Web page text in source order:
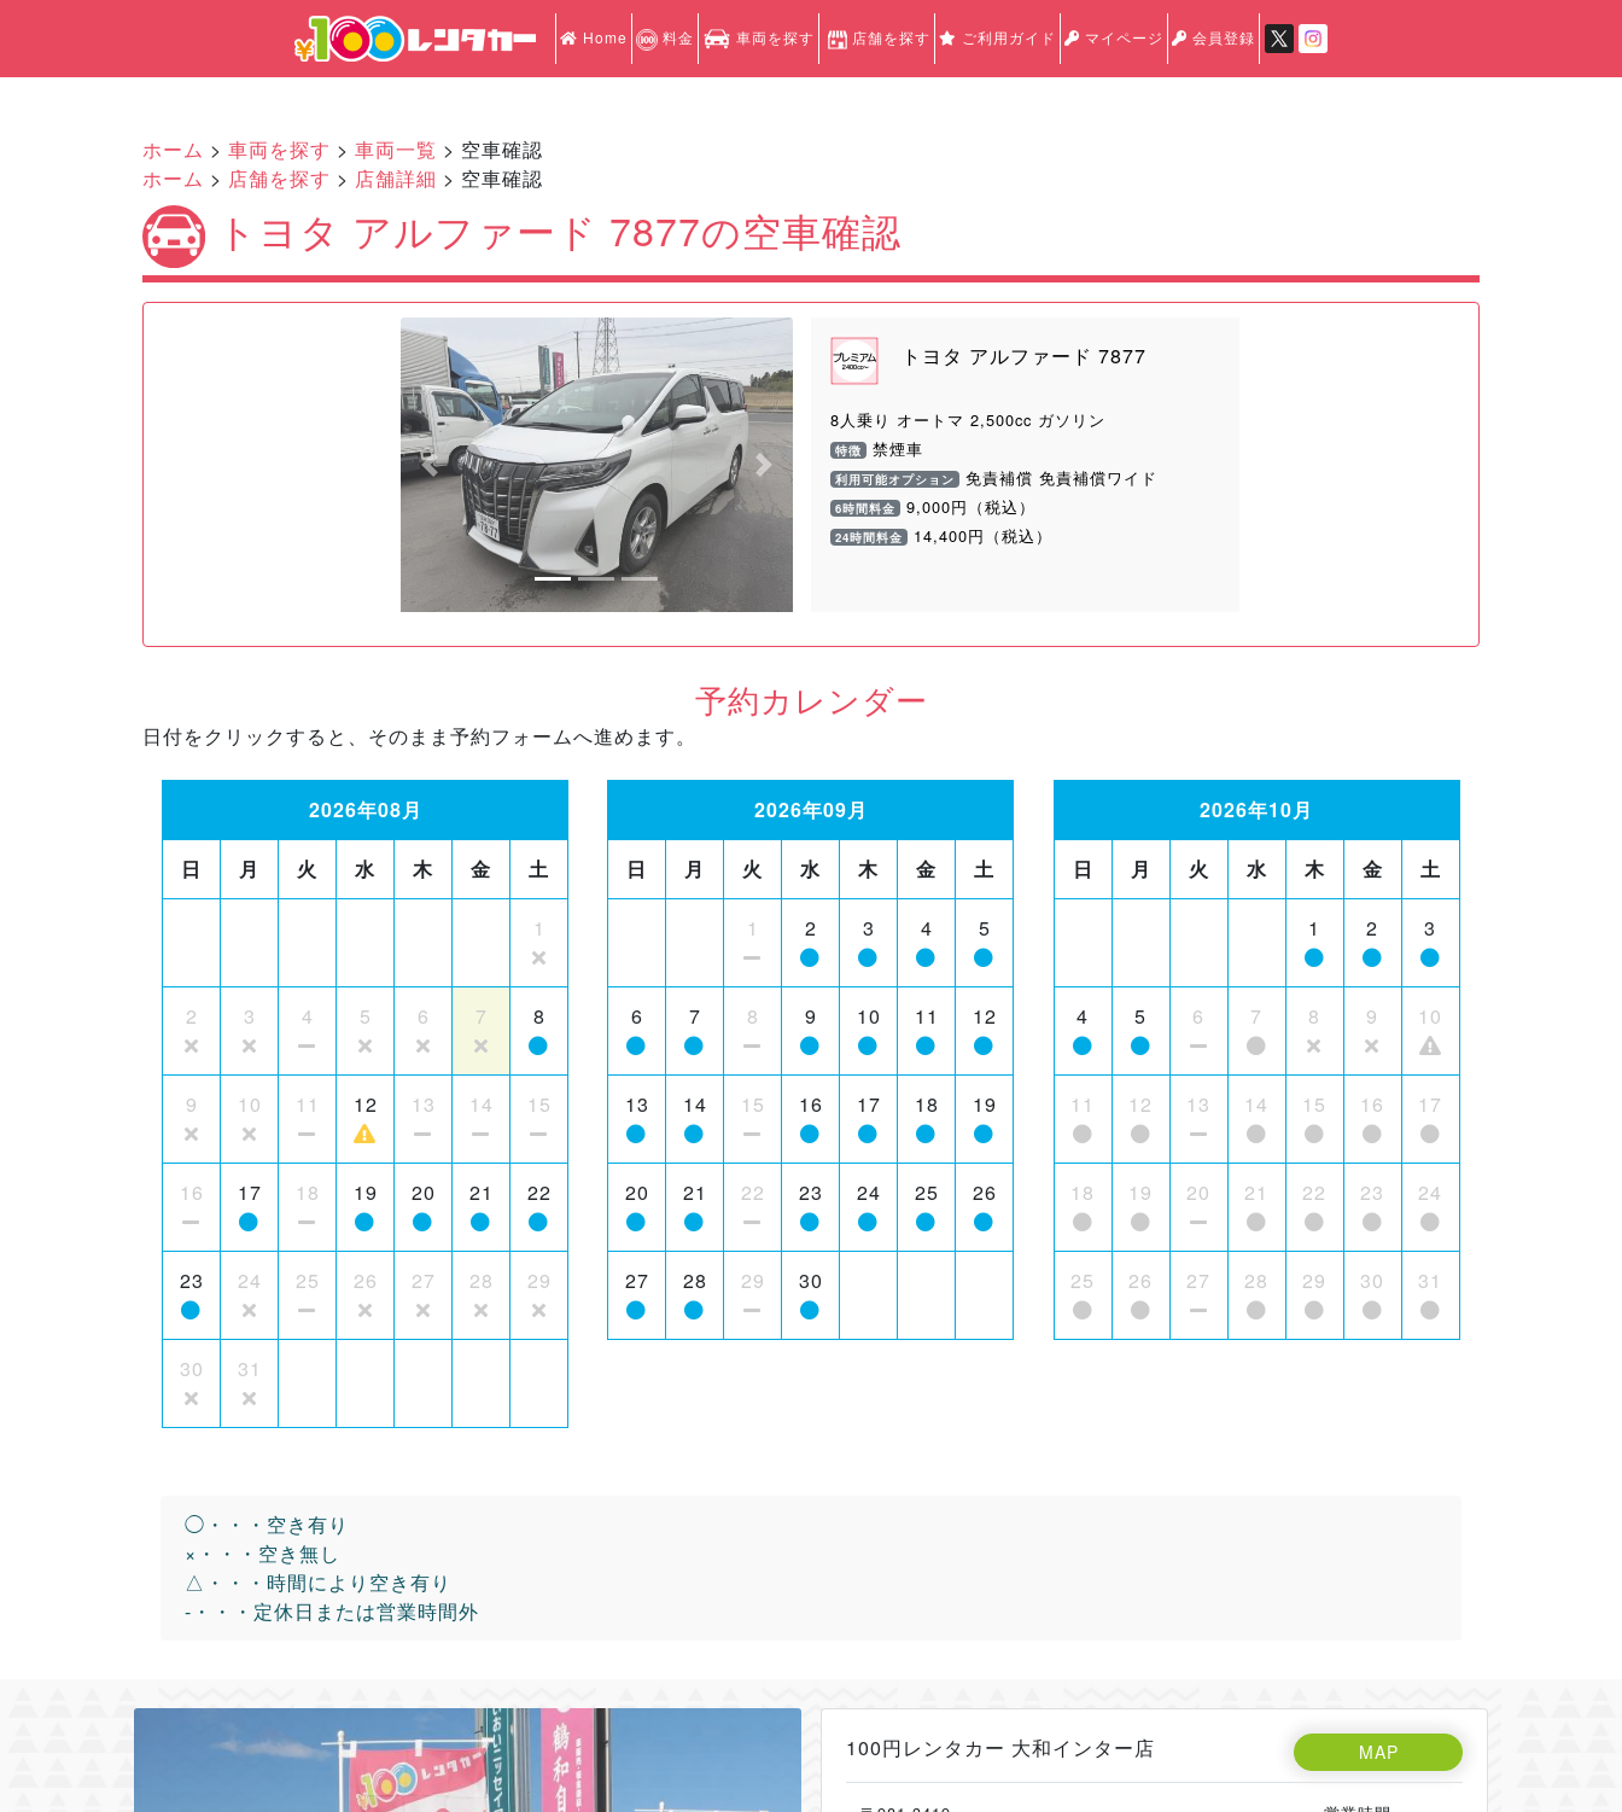
Home 料金 車両を探す 店舗を探す ご利用ガイド マイページ 会員登録
ホーム > 車両を探す > 車両一覧 > 空車確認
ホーム > 店舗を探す > 店舗詳細 > 空車確認
トヨタ アルファード 7877の空車確認
Previous Next
トヨタ アルファード 7877
8人乗り オートマ 2,500cc ガソリン
特徴 禁煙車
利用可能オプション 免責補償 免責補償ワイド
6時間料金 9,000円（税込）
24時間料金 14,400円（税込）
予約カレンダー
日付をクリックすると、そのまま予約フォームへ進めます。
2026年08月
日 月 火 水 木 金 土
1
2 3 4 5 6 7 8
9 10 11 12 13 14 15
16 17 18 19 20 21 22
23 24 25 26 27 28 29
30 31
2026年09月
日 月 火 水 木 金 土
1 2 3 4 5
6 7 8 9 10 11 12
13 14 15 16 17 18 19
20 21 22 23 24 25 26
27 28 29 30
2026年10月
日 月 火 水 木 金 土
1 2 3
4 5 6 7 8 9 10
11 12 13 14 15 16 17
18 19 20 21 22 23 24
25 26 27 28 29 30 31
◯・・・空き有り
×・・・空き無し
△・・・時間により空き有り
-・・・定休日または営業時間外
100円レンタカー 大和インター店 MAP